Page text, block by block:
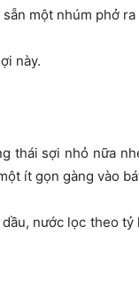
một nhúm phở ra
này.
thái sợi nhỏ nữa
ít gọn gàng vào
nước lọc theo